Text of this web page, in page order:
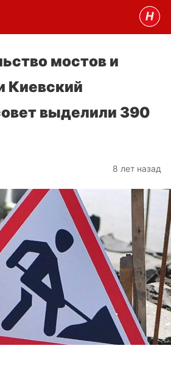
мостов и
Киевский
выделили 390
8 лет назад